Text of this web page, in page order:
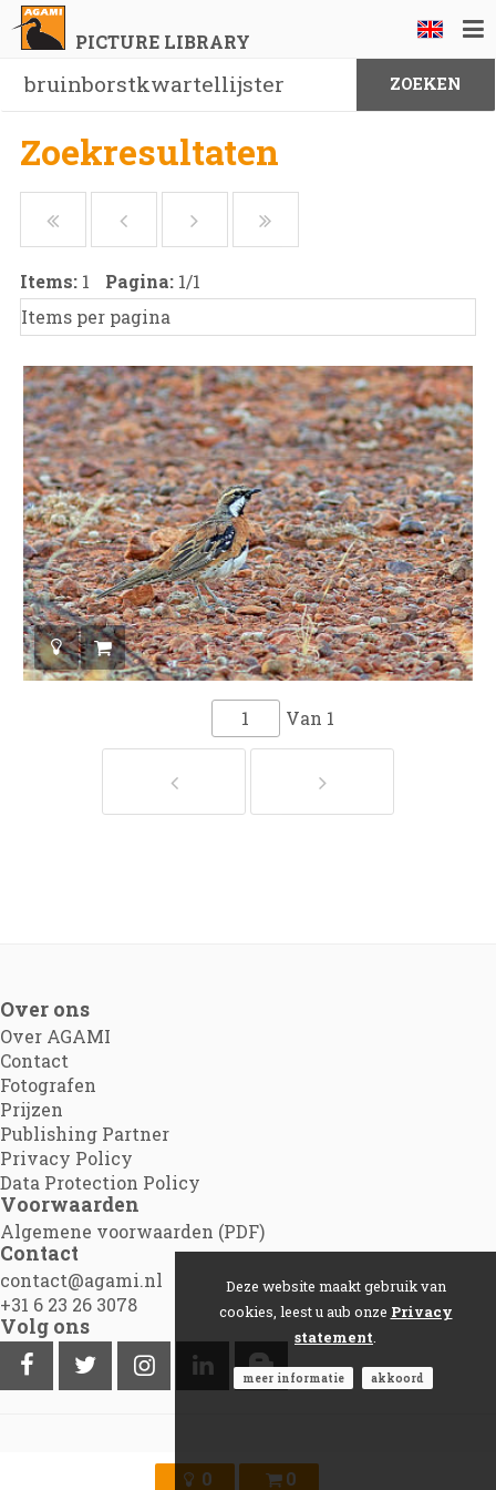
PICTURE LIBRARY
0 0
Zoekresultaten
Items: 1 Pagina: 1/1
Van 1
Over ons
Over AGAMI
Contact
Fotografen
Prijzen
Publishing Partner
Privacy Policy
Data Protection Policy
Voorwaarden
Algemene voorwaarden (PDF)
Contact
contact@agami.nl
+31 6 23 26 3078
Volg ons
Agami.nl|Powered by Picture Pack
Deze website maakt gebruik van
cookies, leest u aub onze Privacy
statement
meer informatie akkoord